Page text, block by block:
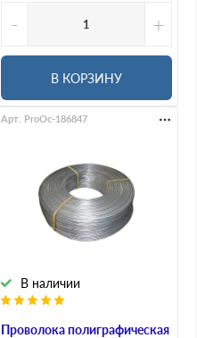
- +
В КОРЗИНУ
Проволока полиграфическая
В наличии
Арт. ProOc-186847